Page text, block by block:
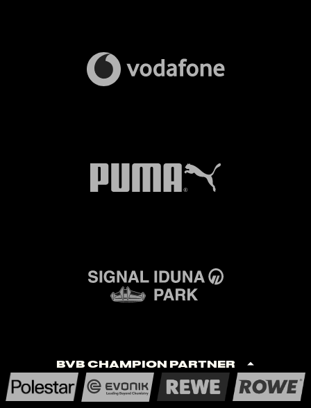
BVB Champion Partner